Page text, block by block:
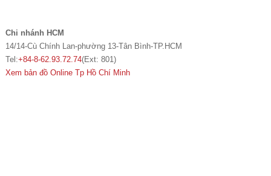
Chi nhánh HCM
14/14-Cù Chính Lan-phường 13-Tân Bình-TP.HCM
Tel:+84-8-62.93.72.74(Ext: 801)
Xem bản đồ Online Tp Hồ Chí Minh